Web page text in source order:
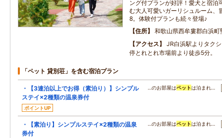
ング付プランが好評！愛犬と宿泊
む大人可愛いガーリシュルーム、
8。体験付プランも続々登場♪
住所
和歌山県西牟婁郡白浜
アクセス
JR白浜駅よりタク
停とれとれ市場前より徒歩5分。
「ペット 貸別荘」を含む宿泊プラン
・【3連泊以上でお得（素泊り）】シンプル
ステイ×2種類の温泉券付
ポイントUP
…のお部屋はペットは泊まれ…
・【素泊り】シンプルステイ×2種類の温泉
券付
…のお部屋はペットは泊まれ…